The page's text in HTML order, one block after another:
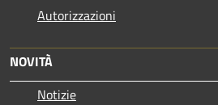
Autorizzazioni
NOVITÀ
Notizie